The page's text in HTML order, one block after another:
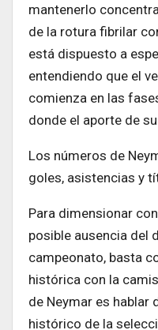
mantenerlo
de la rotura fibrilar
está dispuesto a
entendiendo que el
comienza en las
donde el aporte de
Los números de
goles, asistencias y
Para dimensionar
posible ausencia del
campeonato, basta
histórica con la
de Neymar es hablar
histórico de la